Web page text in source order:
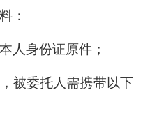
：
人身份证原件；
被委托人需携带以下